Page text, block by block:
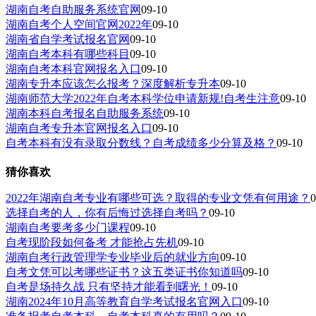
湖南自考自助服务系统官网09-10
湖南自考个人空间官网2022年09-10
湖南省自学考试报名官网09-10
湖南自考本科有哪些科目 09-10
湖南自考本科官网报名入口09-10
湖南专升本应该怎么报考？深度解析专升本09-10
湖南师范大学2022年自考本科学位申请新规!自考生注意09-10
湖南本科自考报名自助服务系统09-10
湖南自考专升本官网报名入口09-10
自考本科有没有录取分数线？自考成绩多少分算及格？ 09-10
猜你喜欢
2022年湖南自考专业有哪些可选？取得的专业文凭有何用途？
选择自考的人，你有后悔过选择自考吗？ 09-10
湖南自考要考多少门课程09-10
自考现阶段如何备考 才能抢占先机09-10
湖南自考行政管理学专业毕业后的就业方向09-10
自考文凭可以考哪些证书？这五类证书你知道吗09-10
自考是场持久战 只有坚持才能看到曙光！ 09-10
湖南2024年10月高等教育自学考试报名官网入口09-10